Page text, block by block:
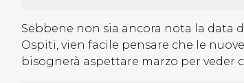
Sebbene non sia ancora nota la data
Ospiti, vien facile pensare che le
bisognerà aspettare marzo per veder